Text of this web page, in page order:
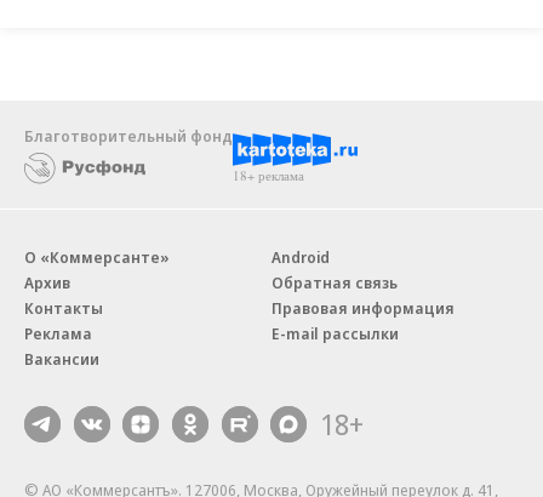
Благотворительный фонд
18+ реклама
О «Коммерсанте»
Архив
Контакты
Реклама
Вакансии
Android
Обратная связь
Правовая информация
E-mail рассылки
18+
© АО «Коммерсантъ». 127006, Москва, Оружейный переулок д. 41,